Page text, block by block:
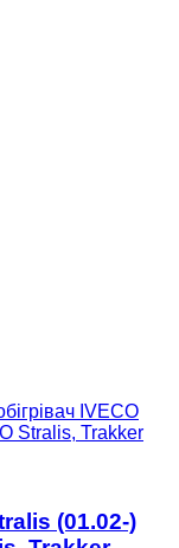
IVECO
Stralis, Trakker
(01.02-)